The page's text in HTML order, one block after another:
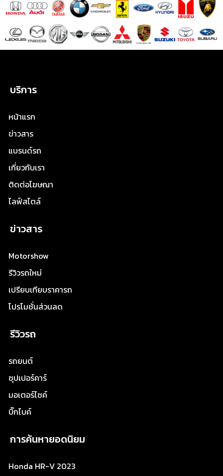
บริการ
หน้าแรก
ข่าวสาร
แบรนด์รถ
เกี่ยวกับเรา
ติดต่อโฆษณา
ไลฟ์สไตล์
ข่าวสาร
Motorshow
รีวิวรถใหม่
เปรียบเทียบราคารถ
โปรโมชั่นส่วนลด
รีวิวรถ
รถยนต์
ซุปเปอร์คาร์
มอเตอร์ไซค์
บิ๊กไบค์
การค้นหายอดนิยม
Honda HR-V 2023